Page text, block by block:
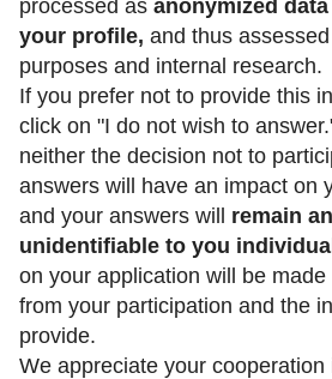
processed as anonymized
your profile, and thus
purposes and internal research.
If you prefer not to provide this
click on "I do not wish to
neither the decision not to
answers will have an impact on
and your answers will remain
unidentifiable to you
on your application will be made
from your participation and the
provide.
We appreciate your cooperation